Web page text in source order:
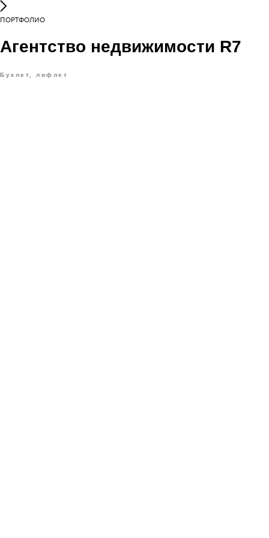
ПОРТФОЛИО
Агентство недвижимости R7
Буклет, лифлет